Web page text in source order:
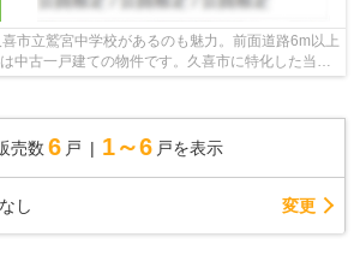
市立鷲宮中学校があるのも魅力。前面道路6m以上
中古一戸建ての物件です。久喜市に特化した当社
産情報をご用意しており...
売数 6 戸 1～6 戸を表示
なし 変更